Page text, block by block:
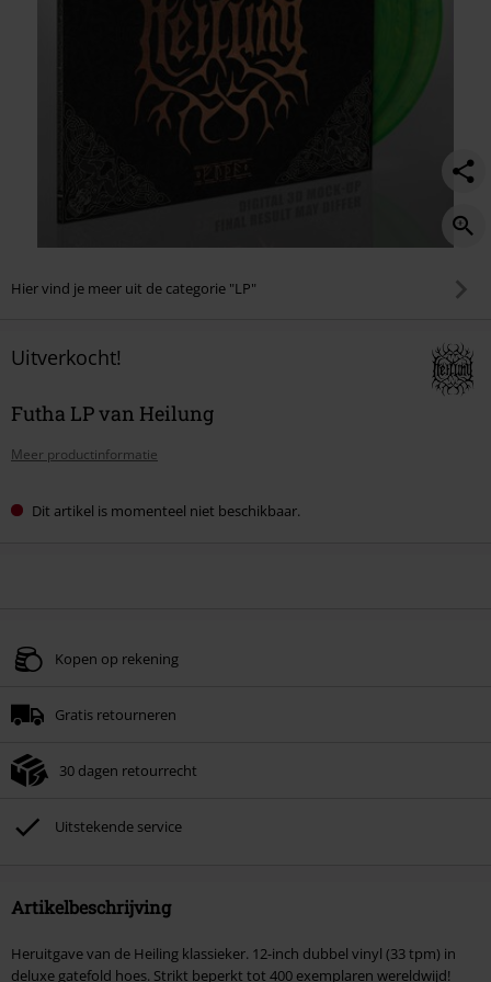
Hier vind je meer uit de categorie "LP"
Uitverkocht!
Futha LP van Heilung
Meer productinformatie
Dit artikel is momenteel niet beschikbaar.
Kopen op rekening
Gratis retourneren
30 dagen retourrecht
Uitstekende service
Artikelbeschrijving
Heruitgave van de Heiling klassieker. 12-inch dubbel vinyl (33 tpm) in
deluxe gatefold hoes. Strikt beperkt tot 400 exemplaren wereldwijd!